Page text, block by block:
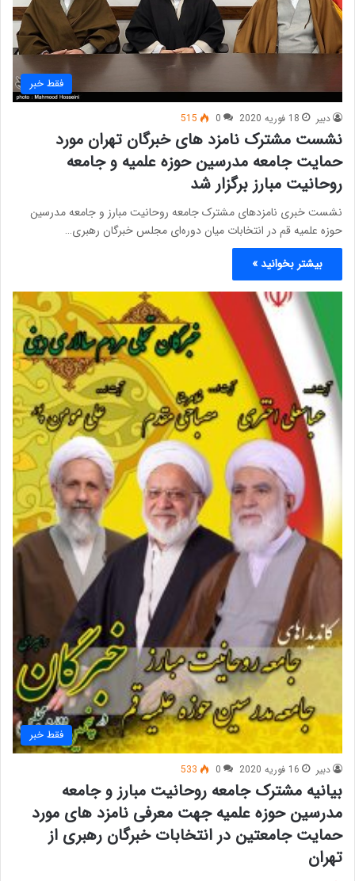
فقط خبر
دبیر 18 فوریه 2020 0
515
نشست مشترک نامزد های خبرگان تهران مورد
حمایت جامعه مدرسین حوزه علمیه و جامعه
روحانیت مبارز برگزار شد
نشست خبری نامزد‌های مشترک جامعه روحانیت مبارز و جامعه مدرسین
حوزه علمیه قم در انتخابات میان دوره‌ای مجلس خبرگان رهبری…
بیشتر بخوانید »
فقط خبر
دبیر 16 فوریه 2020 0
533
بیانیه مشترک جامعه روحانیت مبارز و جامعه
مدرسین حوزه علمیه جهت معرفی نامزد های مورد
حمایت جامعتین در انتخابات خبرگان رهبری از
تهران